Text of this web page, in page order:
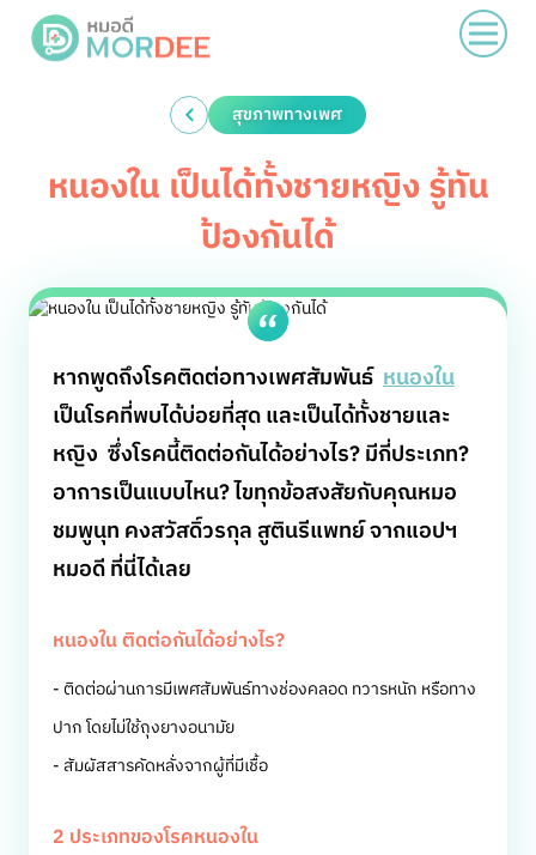
สุขภาพทางเพศ
หนองใน เป็นได้ทั้งชายหญิง รู้ทัน
ป้องกันได้
หากพูดถึงโรคติดต่อทางเพศสัมพันธ์ หนองใน
เป็นโรคที่พบได้บ่อยที่สุด และเป็นได้ทั้งชายและ
หญิง ซึ่งโรคนี้ติดต่อกันได้อย่างไร? มีกี่ประเภท?
อาการเป็นแบบไหน? ไขทุกข้อสงสัยกับคุณหมอ
ชมพูนุท คงสวัสดิ์วรกุล สูตินรีแพทย์ จากแอปฯ
หมอดี ที่นี่ได้เลย
หนองใน ติดต่อกันได้อย่างไร?
- ติดต่อผ่านการมีเพศสัมพันธ์ทางช่องคลอด ทวารหนัก หรือทาง
ปาก โดยไม่ใช้ถุงยางอนามัย
- สัมผัสสารคัดหลั่งจากผู้ที่มีเชื้อ
2 ประเภทของโรคหนองใน